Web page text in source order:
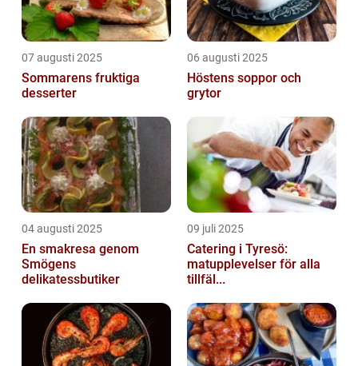
07 augusti 2025
Sommarens fruktiga
desserter
06 augusti 2025
Höstens soppor och
grytor
04 augusti 2025
En smakresa genom
Smögens
delikatessbutiker
09 juli 2025
Catering i Tyresö:
matupplevelser för alla
tillfäl...